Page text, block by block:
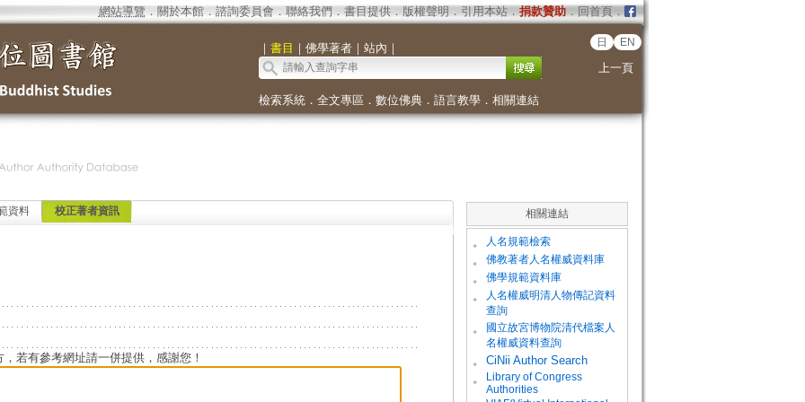
網站導覽 ． 關於本館． 諮詢委員會． 聯絡我們 ． 書目提供． 版權聲明 ． 引用本站． 捐款贊助．回首頁．
｜ 書目 ｜ 佛學著者｜ 站內 ｜ 日 EN
上一頁
檢索系統． 全文專區 ． 數位佛典． 語言教學． 相關連結
資料 校正著者資訊
若有參考網址請一併提供，感謝您！
相關連結
。 人名規範檢索
。 佛教著者人名權威資料庫
。 佛學規範資料庫
。
人名權威明清人物傳記資料
查詢
。
國立故宮博物院清代檔案人
名權威資料查詢
。
CiNii Author Search
。
Library of Congress
Authorities